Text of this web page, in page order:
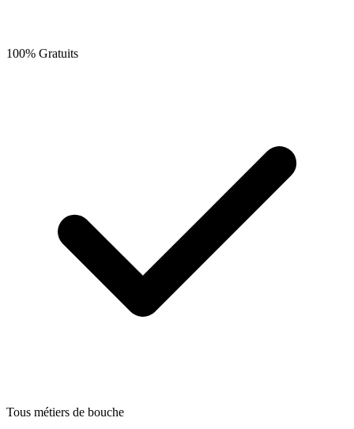
100% Gratuits
Tous métiers de bouche